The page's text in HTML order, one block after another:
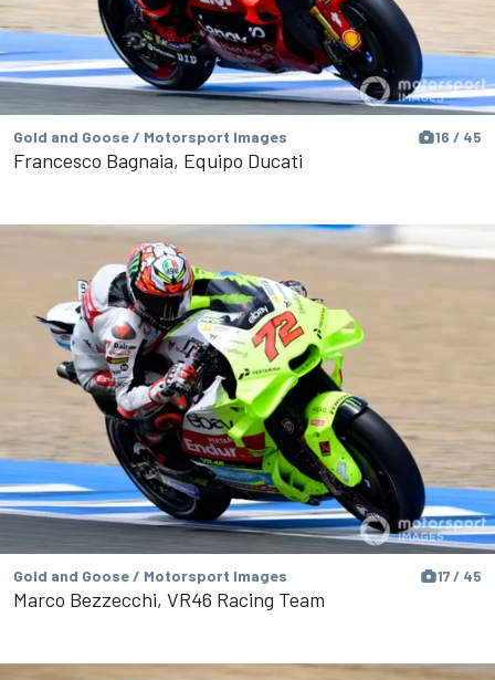
Gold and Goose / Motorsport Images 16 / 45
Francesco Bagnaia, Equipo Ducati
Gold and Goose / Motorsport Images 17 / 45
Marco Bezzecchi, VR46 Racing Team